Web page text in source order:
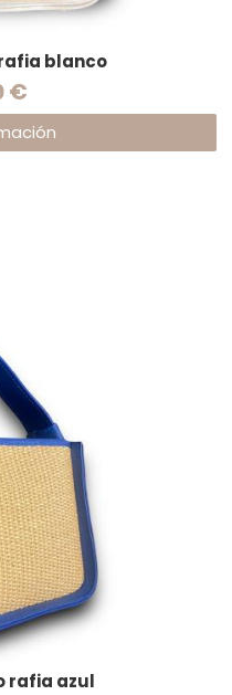
blanco
€
rafia azul